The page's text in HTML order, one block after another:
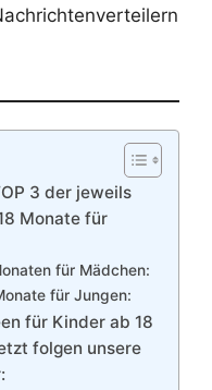
3 der jeweils
Monate für
für Mädchen:
für Jungen:
für Kinder ab 18
folgen unsere